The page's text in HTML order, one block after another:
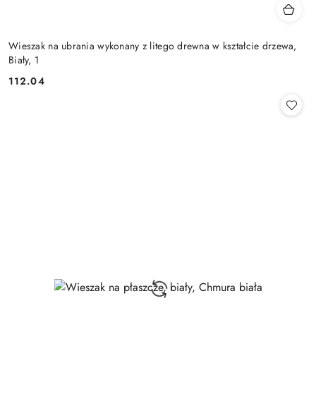
Wieszak na ubrania wykonany z litego drewna w kształcie drzewa,
Biały, 1
Cena:
112.04